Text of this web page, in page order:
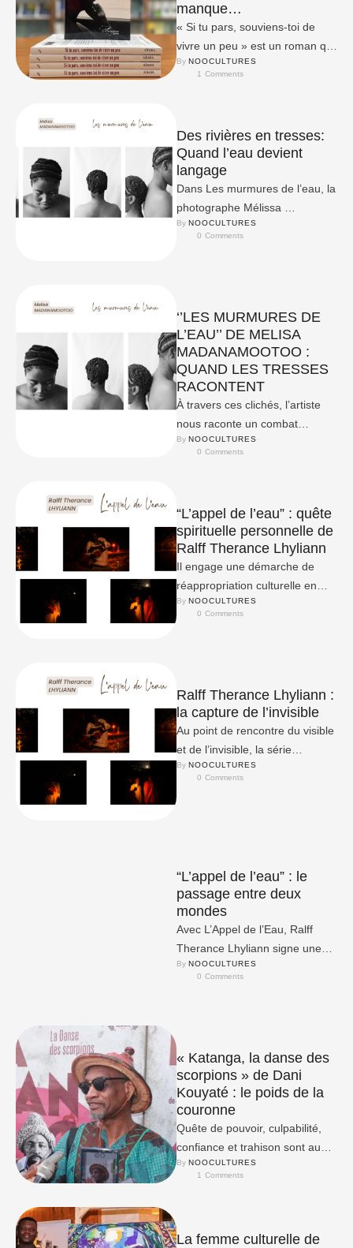
manque…
« Si tu pars, souviens-toi de
vivre un peu » est un roman qui
exprime la force et le courage…
By NOOCULTURES
1 Comments
Des rivières en tresses:
Quand l’eau devient
langage
Dans Les murmures de l’eau, la
photographe Mélissa
MADANAMOOTOO offre bien
By NOOCULTURES
0 Comments
‘’LES MURMURES DE
L’EAU’’ DE MELISA
MADANAMOOTOO :
QUAND LES TRESSES
RACONTENT
À travers ces clichés, l’artiste
nous raconte un combat
quotidien. Celui d’une quête
By NOOCULTURES
0 Comments
“L’appel de l’eau” : quête
spirituelle personnelle de
Ralff Therance Lhyliann
Il engage une démarche de
réappropriation culturelle en
mettant en lumière une
By NOOCULTURES
0 Comments
Ralff Therance Lhyliann :
la capture de l’invisible
Au point de rencontre du visible
et de l’invisible, la série
photographique L’appel de l’eau
By NOOCULTURES
0 Comments
“L’appel de l’eau” : le
passage entre deux
mondes
Avec L’Appel de l’Eau, Ralff
Therance Lhyliann signe une
série photographique où
By NOOCULTURES
0 Comments
« Katanga, la danse des
scorpions » de Dani
Kouyaté : le poids de la
couronne
Quête de pouvoir, culpabilité,
confiance et trahison sont au
cœur de ce film inspiré de
By NOOCULTURES
1 Comments
La femme culturelle de